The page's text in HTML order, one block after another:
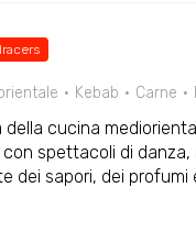
Kebab Carne
della cucina
spettacoli di danza,
dei sapori, dei